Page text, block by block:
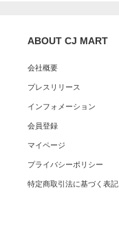
ABOUT CJ MART
会社概要
プレスリリース
インフォメーション
会員登録
マイページ
プライバシーポリシー
特定商取引法に基づく表記